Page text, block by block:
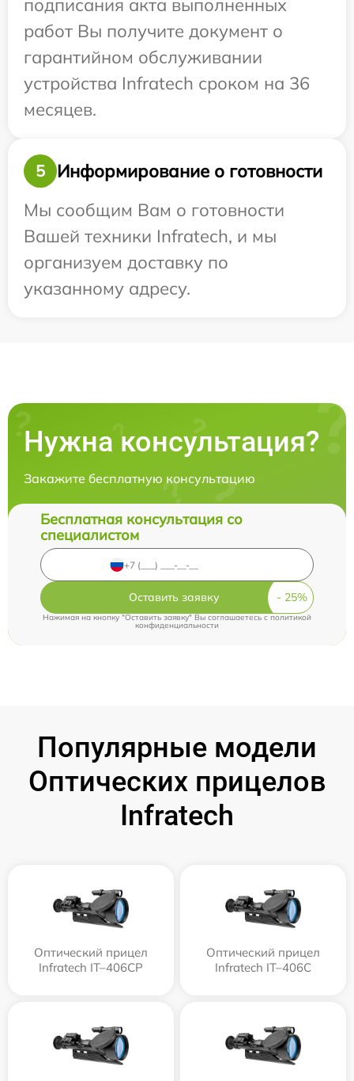
подписания акта выполненных
работ Вы получите документ о
гарантийном обслуживании
устройства Infratech сроком на 36
месяцев.
5
Информирование о готовности
Мы сообщим Вам о готовности
Вашей техники Infratech, и мы
организуем доставку по
указанному адресу.
Нужна консультация?
Закажите бесплатную консультацию
Бесплатная консультация со
специалистом
Оставить заявку
Нажимая на кнопку "Оставить заявку" Вы соглашаетесь c политикой
конфиденциальности
Популярные модели
Оптических прицелов
Infratech
Оптический прицел
Infratech IT–406СP
Оптический прицел
Infratech IT–406С